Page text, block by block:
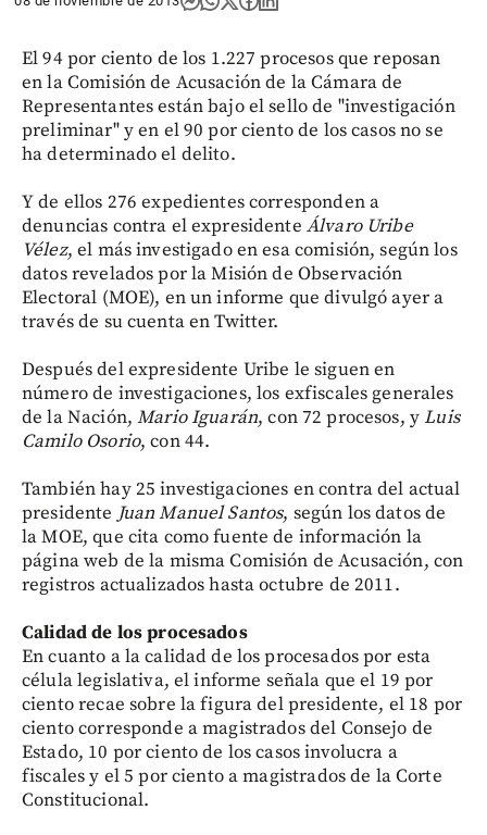
El 94 por ciento de los 1.227 procesos que reposan
en la Comisión de Acusación de la Cámara de
Representantes están bajo el sello de "investigación
preliminar" y en el 90 por ciento de los casos no se
ha determinado el delito.
Y de ellos 276 expedientes corresponden a
denuncias contra el expresidente Álvaro Uribe
Vélez, el más investigado en esa comisión, según los
datos revelados por la Misión de Observación
Electoral (MOE), en un informe que divulgó ayer a
través de su cuenta en Twitter.
Después del expresidente Uribe le siguen en
número de investigaciones, los exfiscales generales
de la Nación,Mario Iguarán, con 72 procesos, yLuis
Camilo Osorio, con 44.
También hay 25 investigaciones en contra del actual
presidente Juan Manuel Santos, según los datos de
la MOE, que cita como fuente de información la
página web de la misma Comisión de Acusación, con
registros actualizados hasta octubre de 2011.
Calidad de los procesados
En cuanto a la calidad de los procesados por esta
célula legislativa, el informe señala que el 19 por
ciento recae sobre la figura del presidente, el 18 por
ciento corresponde a magistrados del Consejo de
Estado, 10 por ciento de los casos involucra a
fiscales y el 5 por ciento a magistrados de la Corte
Constitucional.